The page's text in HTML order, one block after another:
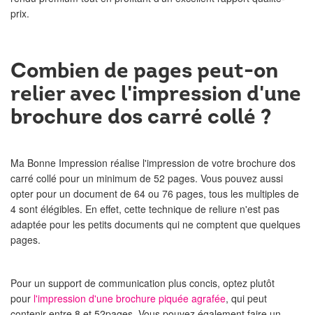
prix.
Combien de pages peut-on
relier avec l'impression d'une
brochure dos carré collé ?
Ma Bonne Impression réalise l'impression de votre brochure dos
carré collé pour un minimum de 52 pages. Vous pouvez aussi
opter pour un document de 64 ou 76 pages, tous les multiples de
4 sont élégibles. En effet, cette technique de reliure n'est pas
adaptée pour les petits documents qui ne comptent que quelques
pages.
Pour un support de communication plus concis, optez plutôt
pour l'impression d'une brochure piquée agrafée, qui peut